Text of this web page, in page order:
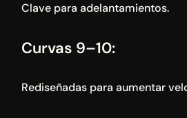
Clave para adelantamientos.
Curvas 9–10:
Rediseñadas para aumentar